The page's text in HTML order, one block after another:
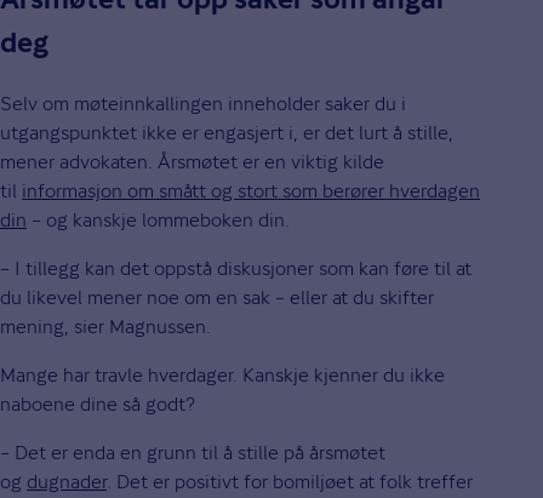
deg
Selv om møteinnkallingen inneholder saker du i
utgangspunktet ikke er engasjert i, er det lurt å stille,
mener advokaten. Årsmøtet er en viktig kilde
til informasjon om smått og stort som berører hverdagen
din – og kanskje lommeboken din.
– I tillegg kan det oppstå diskusjoner som kan føre til at
du likevel mener noe om en sak – eller at du skifter
mening, sier Magnussen.
Mange har travle hverdager. Kanskje kjenner du ikke
naboene dine så godt?
– Det er enda en grunn til å stille på årsmøtet
og dugnader. Det er positivt for bomiljøet at folk treffer